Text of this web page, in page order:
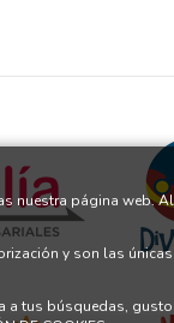
nuestra página web.
y son las
tus búsquedas,